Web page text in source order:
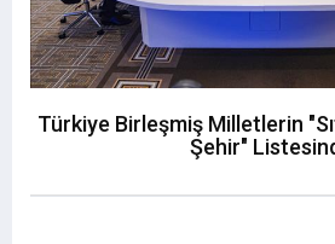
Türkiye Birleşmiş Milletlerin
Şehir"